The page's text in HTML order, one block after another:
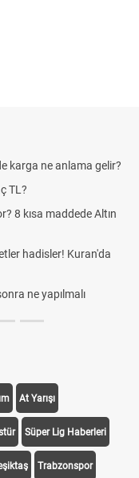
karga ne anlama gelir?
TL?
8 kısa maddede Altın
hadisler! Kuran'da
ne yapılmalı
At Yarışı
Süper Lig Haberleri
Trabzonspor